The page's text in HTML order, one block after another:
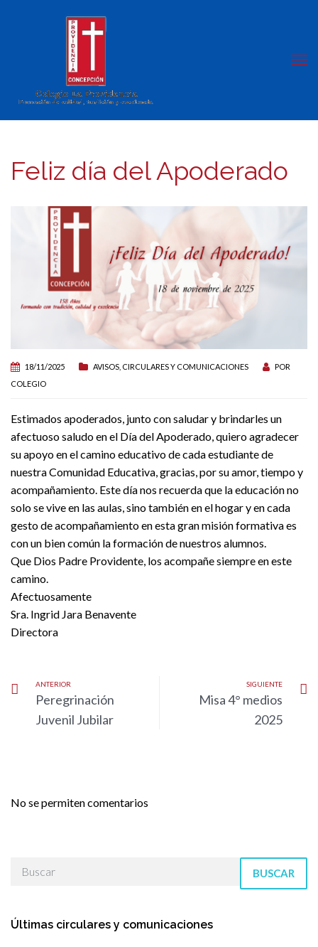
Feliz día del Apoderado
18/11/2025 AVISOS, CIRCULARES Y COMUNICACIONES
POR
COLEGIO
Estimados apoderados, junto con saludar y brindarles un
afectuoso saludo en el Día del Apoderado, quiero agradecer
su apoyo en el camino educativo de cada estudiante de
nuestra Comunidad Educativa, gracias, por su amor, tiempo y
acompañamiento. Este día nos recuerda que la educación no
solo se vive en las aulas, sino también en el hogar y en cada
gesto de acompañamiento en esta gran misión formativa es
con un bien común la formación de nuestros alumnos.
Que Dios Padre Providente, los acompañe siempre en este
camino.
Afectuosamente
Sra. Ingrid Jara Benavente
Directora
ANTERIOR
Peregrinación
Juvenil Jubilar
SIGUIENTE
Misa 4° medios
2025
No se permiten comentarios
BUSCAR
Últimas circulares y comunicaciones